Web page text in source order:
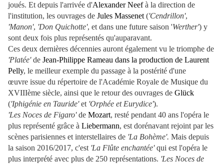
joués. Et depuis l'arrivée d'Alexander Neefà la direction de
l'institution, les ouvrages de Jules Massenet ('Cendrillon',
'Manon', 'Don Quichotte', et dans une future saison 'Werther') y
sont deux fois plus représentés qu'auparavant.
Ces deux dernières décennies auront également vu le triomphe de
'Platée'de Jean-Philippe Rameau dans la production de Laurent
Pelly, le meilleur exemple du passage à la postérité d'une
œuvre issue du répertoire de l'Académie Royale de Musique du
XVIIIème siècle, ainsi que le retour des ouvrages de Glück
('Iphigénie en Tauride'et 'Orphée et Eurydice').
'Les Noces de Figaro'de Mozart, resté pendant 40 ans l'opéra le
plus représenté grâce à Liebermann, est dorénavant rejoint par les
scènes parisiennes et interstellaires de 'La Bohème'. Mais depuis
la saison 2016/2017, c'est 'La Flûte enchantée'qui est l'opéra le
plus interprété avec plus de 250 représentations. 'Les Noces de